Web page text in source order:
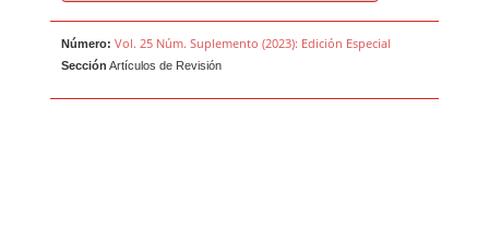
Número: Vol. 25 Núm. Suplemento (2023): Edición Especial
Sección Artículos de Revisión